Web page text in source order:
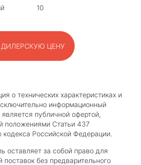
10
ЦЕНУ
о технических характеристиках и
информационный
является публичной офертой,
положениями Статьи 437
кодекса Российской Федерации.
оставляет за собой право для
поставок без предварительного